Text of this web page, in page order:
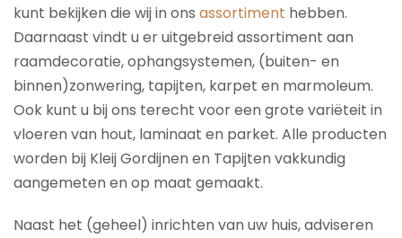
kunt bekijken die wij in ons assortiment hebben.
Daarnaast vindt u er uitgebreid assortiment aan
raamdecoratie, ophangsystemen, (buiten- en
binnen)zonwering, tapijten, karpet en marmoleum.
Ook kunt u bij ons terecht voor een grote variëteit in
vloeren van hout, laminaat en parket. Alle producten
worden bij Kleij Gordijnen en Tapijten vakkundig
aangemeten en op maat gemaakt.
Naast het (geheel) inrichten van uw huis, adviseren